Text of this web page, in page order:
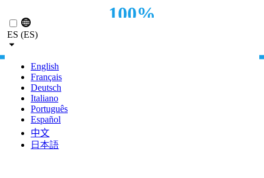
ES (ES)
English
Français
Deutsch
Italiano
Português
Español
中文
日本語
100%